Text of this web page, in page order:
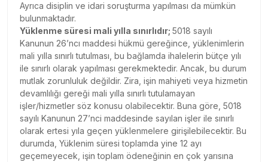
Ayrıca disiplin ve idari soruşturma yapılması da mümkün
bulunmaktadır.
Yüklenme süresi mali yılla sınırlıdır; 5018 sayılı
Kanunun 26’ncı maddesi hükmü gereğince, yüklenimlerin
mali yılla sınırlı tutulması, bu bağlamda ihalelerin bütçe yılı
ile sınırlı olarak yapılması gerekmektedir. Ancak, bu durum
mutlak zorunluluk değildir. Zira, işin mahiyeti veya hizmetin
devamlılığı gereği mali yılla sınırlı tutulamayan
işler/hizmetler söz konusu olabilecektir. Buna göre, 5018
sayılı Kanunun 27’nci maddesinde sayılan işler ile sınırlı
olarak ertesi yıla geçen yüklenmelere girişilebilecektir. Bu
durumda, Yüklenim süresi toplamda yine 12 ayı
geçemeyecek, işin toplam ödeneğinin en çok yarısına